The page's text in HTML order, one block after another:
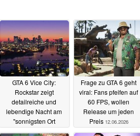
GTA 6 Vice City:
Rockstar zeigt
detailreiche und
lebendige Nacht am
"sonnigsten Ort
Amerikas"18.06.2026
Frage zu GTA 6 geht
viral: Fans pfeifen auf
60 FPS, wollen
Release um jeden
Preis 12.06.2026